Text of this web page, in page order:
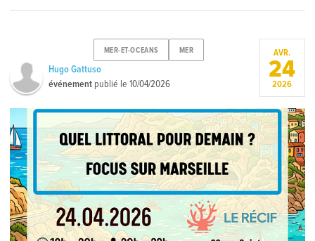
MER-ET-OCEANS MER
Hugo Gattuso
événement publié le10/04/2026
AVR.
24
2026